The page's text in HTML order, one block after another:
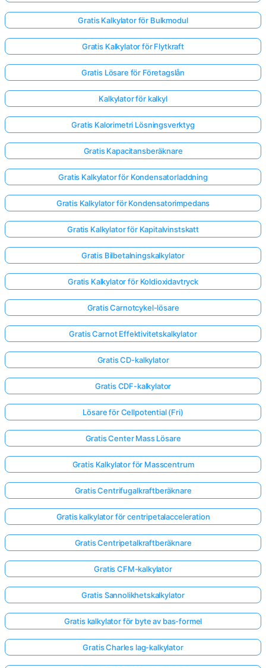
Gratis Kalkylator för Bulkmodul
Gratis Kalkylator för Flytkraft
Gratis Lösare för Företagslån
Kalkylator för kalkyl
Gratis Kalorimetri Lösningsverktyg
Gratis Kapacitansberäknare
Gratis Kalkylator för Kondensatorladdning
Gratis Kalkylator för Kondensatorimpedans
Gratis Kalkylator för Kapitalvinstskatt
Gratis Bilbetalningskalkylator
Gratis Kalkylator för Koldioxidavtryck
Gratis Carnotcykel-lösare
Gratis Carnot Effektivitetskalkylator
Gratis CD-kalkylator
Gratis CDF-kalkylator
Lösare för Cellpotential (Fri)
Gratis Center Mass Lösare
Gratis Kalkylator för Masscentrum
Gratis Centrifugalkraftberäknare
Gratis kalkylator för centripetalacceleration
Gratis Centripetalkraftberäknare
Gratis CFM-kalkylator
Gratis Sannolikhetskalkylator
Gratis kalkylator för byte av bas-formel
Gratis Charles lag-kalkylator